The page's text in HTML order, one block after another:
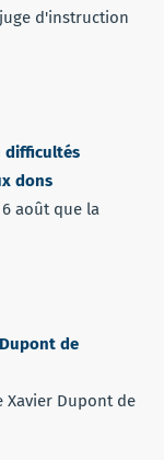
d'instruction
difficultés
dons
août que la
de
Xavier Dupont de